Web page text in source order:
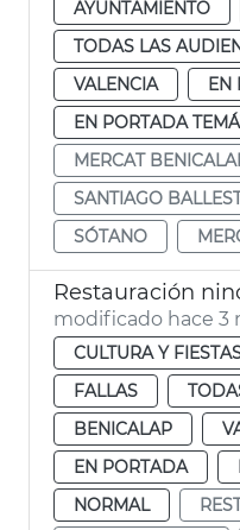
AYUNTAMIENTO
TODAS LAS
VALENCIA
EN
EN PORTADA
MERCAT
SANTIAGO
SÓTANO
modificado hace 3
CULTURA Y
FALLAS
BENICALAP
EN PORTADA
NORMAL